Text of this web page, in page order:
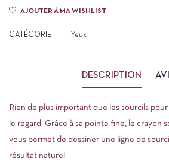
AJOUTER À MA WISHLIST
CATÉGORIE : Yeux
DESCRIPTION
Rien de plus important que les sourcils
le regard. Grâce à sa pointe fine, le crayon
vous permet de dessiner une ligne de
résultat naturel.